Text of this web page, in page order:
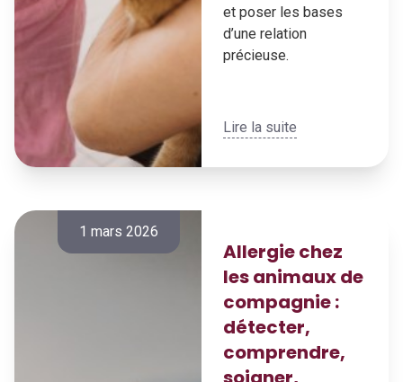
et poser les bases
d’une relation
précieuse.
Lire la suite
1 mars 2026
Allergie chez
les animaux de
compagnie :
détecter,
comprendre,